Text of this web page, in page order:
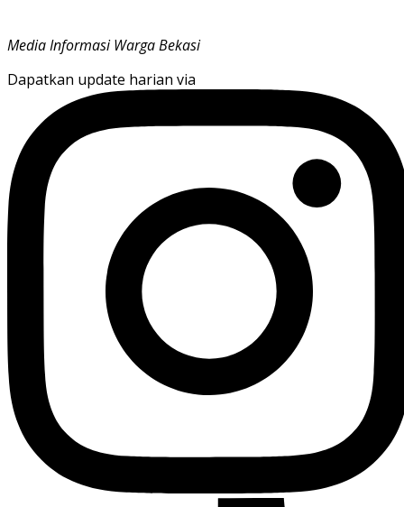
Media Informasi Warga Bekasi
Dapatkan update harian via